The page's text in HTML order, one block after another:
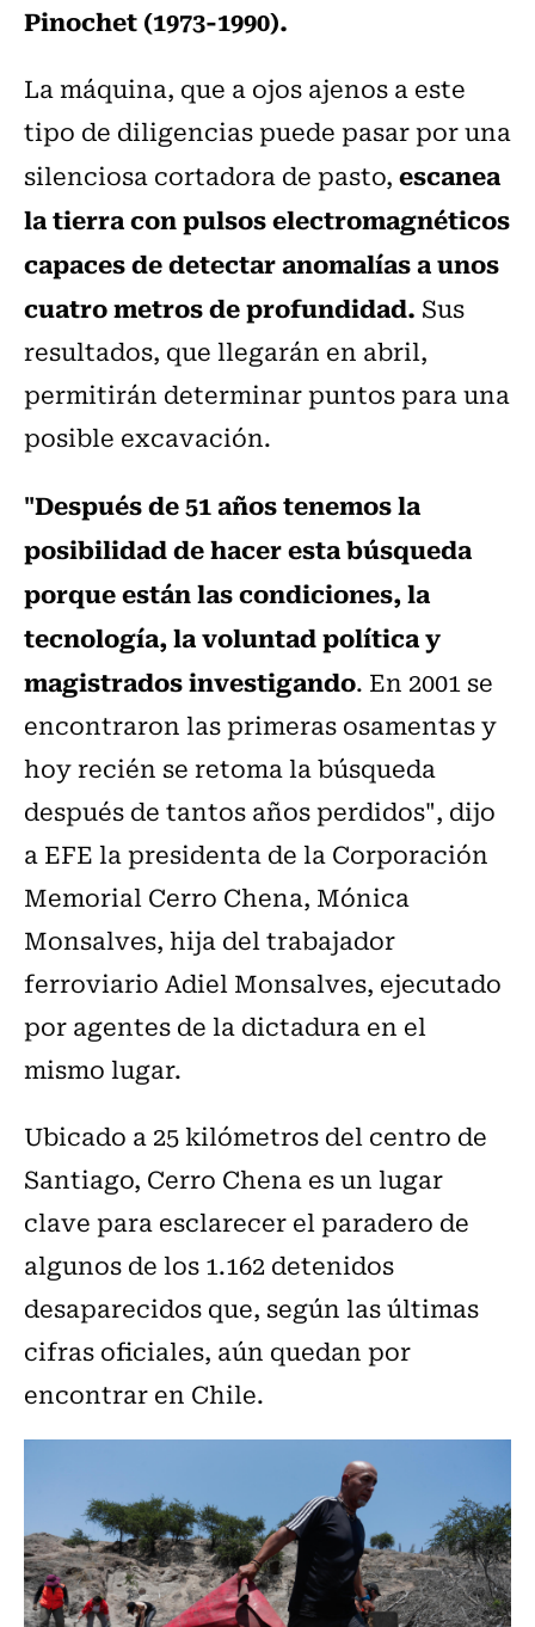
Pinochet (1973-1990).
La máquina, que a ojos ajenos a este
tipo de diligencias puede pasar por una
silenciosa cortadora de pasto,escanea
la tierra con pulsos electromagnéticos
capaces de detectar anomalías a unos
cuatro metros de profundidad. Sus
resultados, que llegarán en abril,
permitirán determinar puntos para una
posible excavación.
"Después de 51 años tenemos la
posibilidad de hacer esta búsqueda
porque están las condiciones, la
tecnología, la voluntad política y
magistrados investigando. En 2001 se
encontraron las primeras osamentas y
hoy recién se retoma la búsqueda
después de tantos años perdidos", dijo
a EFE la presidenta de la Corporación
Memorial Cerro Chena, Mónica
Monsalves, hija del trabajador
ferroviario Adiel Monsalves, ejecutado
por agentes de la dictadura en el
mismo lugar.
Ubicado a 25 kilómetros del centro de
Santiago, Cerro Chena es un lugar
clave para esclarecer el paradero de
algunos de los 1.162 detenidos
desaparecidos que, según las últimas
cifras oficiales, aún quedan por
encontrar en Chile.